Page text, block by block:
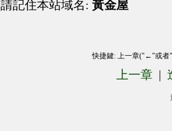
請記住本站域名: 黃金屋
快捷鍵: 上一章("←"或
上一章 |